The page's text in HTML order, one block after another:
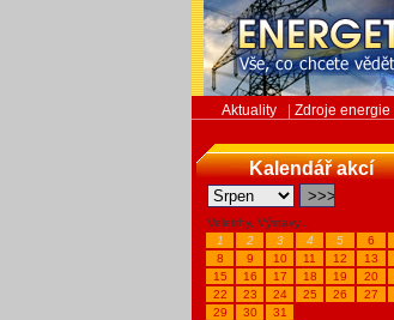
Aktuality
Zdroje energie
Kalendář akcí
Veletrhy, Výstavy...
1
2 3 4 5 6
8
9 10 11 12 13
15
16 17 18 19 20
22
23 24 25 26 27
29
30 31